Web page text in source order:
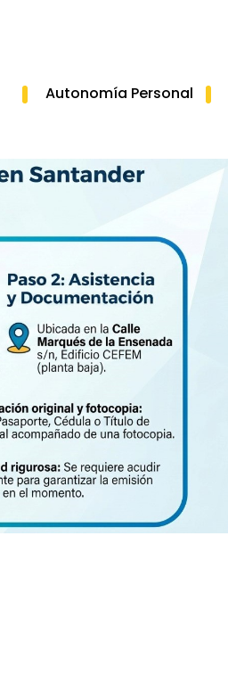
Autonomía Personal